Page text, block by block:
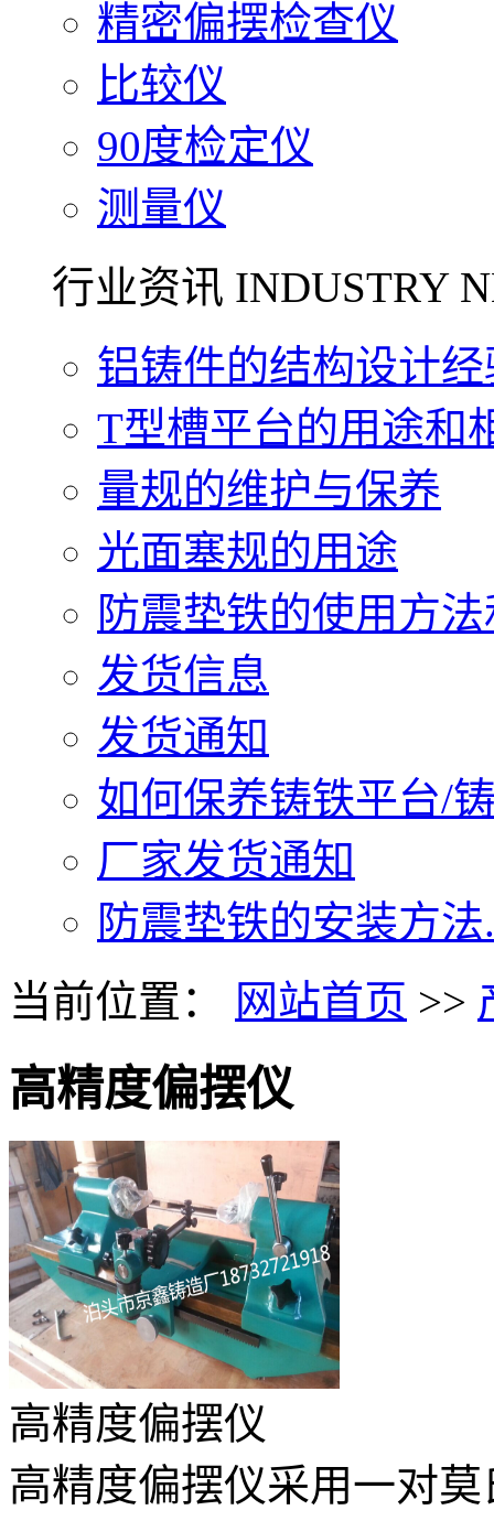
精密偏摆检查仪
比较仪
90度检定仪
测量仪
行业资讯 INDUSTRY
铝铸件的结构设计经
T型槽平台的用途和
量规的维护与保养
光面塞规的用途
防震垫铁的使用方
发货信息
发货通知
如何保养铸铁平台/
厂家发货通知
防震垫铁的安装方法
当前位置：
网站首页 >>
高精度偏摆仪
高精度偏摆仪
高精度偏摆仪采用一对